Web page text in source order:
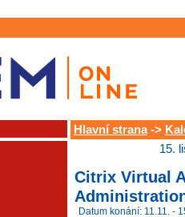
Hlavní strana->
15.
Citrix Virtual
Datum konání: 11.11. -